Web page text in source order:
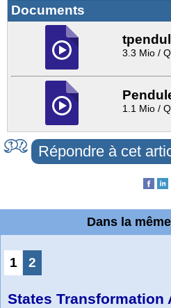
Documents
3.3 Mio /
1.1 Mio /
Répondre à cet
Dans la
1 2
States Transformation